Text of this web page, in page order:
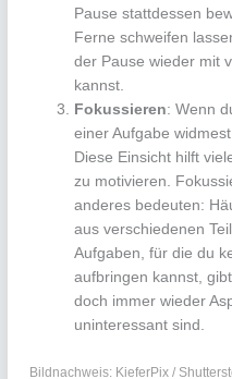
Pause stattdessen
Ferne schweifen
der Pause wieder mit
kannst.
Fokussieren: Wenn
einer Aufgabe
Diese Einsicht hilft
zu motivieren.
anderes bedeuten:
aus verschiedenen
Aufgaben, für die du
aufbringen kannst,
doch immer wieder
uninteressant sind.
Bildnachweis: KieferPix /